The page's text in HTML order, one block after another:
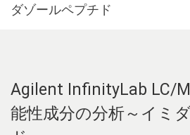
ダゾールペプチド
Agilent InfinityLab LC/
能性成分の分析～イミ